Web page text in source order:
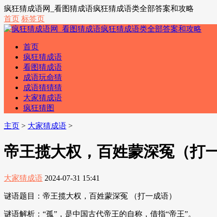
疯狂猜成语网_看图猜成语疯狂猜成语类全部答案和攻略
首页 标签页
首页
疯狂猜成语
看图猜成语
成语玩命猜
成语猜猜猜
大家猜成语
疯狂猜图
主页 > 大家猜成语 >
帝王揽大权，百姓蒙深冤（打
大家猜成语 2024-07-31 15:41
谜语题目：帝王揽大权，百姓蒙深冤 （打一成语）
谜语解析：“孤”，是中国古代帝王的自称，借指“帝王”。